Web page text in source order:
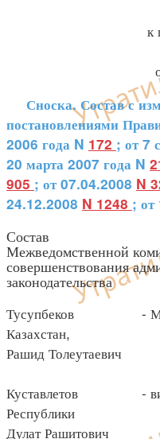
к
Сноска. Состав с
постановлениями
2006 года N 172 ; от 7
20 марта 2007 года N
905 ; от 07.04.2008 N
24.12.2008 N 1248 ; от
Состав
Межведомственной
совершенствования
законодательства
Тусупбеков -
Казахстан,
Рашид Толеутаевич
Куставлетов -
Республики
Дулат Рашитович